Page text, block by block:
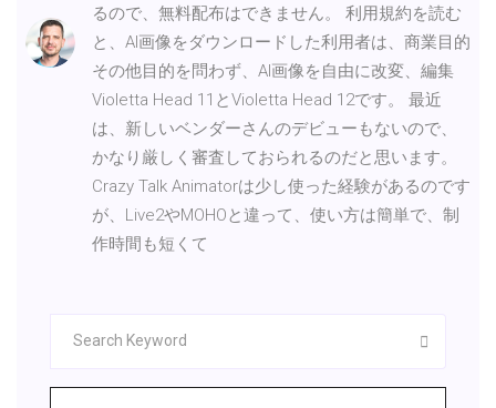
るので、無料配布はできません。 利用規約を読む
と、AI画像をダウンロードした利用者は、商業目的
その他目的を問わず、AI画像を自由に改変、編集
Violetta Head 11とVioletta Head 12です。 最近
は、新しいベンダーさんのデビューもないので、
かなり厳しく審査しておられるのだと思います。
Crazy Talk Animatorは少し使った経験があるのです
が、Live2やMOHOと違って、使い方は簡単で、制
作時間も短くて